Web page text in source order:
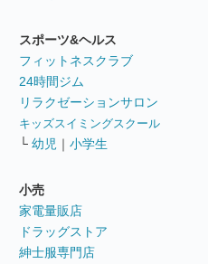
スポーツ&ヘルス
フィットネスクラブ
24時間ジム
リラクゼーションサロン
キッズスイミングスクール
└ 幼児 ｜ 小学生
小売
家電量販店
ドラッグストア
紳士服専門店